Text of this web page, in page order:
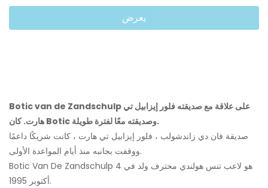
يعرض
Botic van de Zandschulp على علاقة مع صديقته فلور إيزابيل تي
هارت. كان Botic وصديقته معًا لفترة طويلة.
صديقة فان دي زاندشولب ، فلور إيزابيل تي هارت ، كانت شريكًا داعمًا
ووقفت بجانبه منذ أيام المواعدة الأولى.
Botic Van De Zandschulp هو لاعب تنس هولندي محترف ولد في 4
أكتوبر 1995.